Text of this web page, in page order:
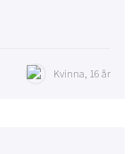
Kvinna, 16 år